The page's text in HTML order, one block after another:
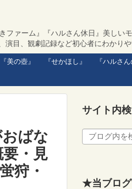
ァーム』『ハルさん休日』美しい
目、観劇記録など初心者にわかりや
『美の壺』 『せかほし』 『ハルさん
ばな
・見
狩・
サイト内
★当ブログ